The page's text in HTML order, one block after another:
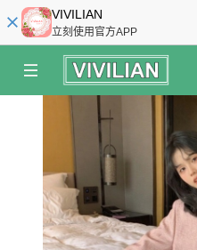
VIVILIAN
立刻使用官方APP